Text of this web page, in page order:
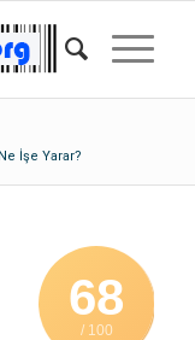
İşe Yarar?
68
/ 100